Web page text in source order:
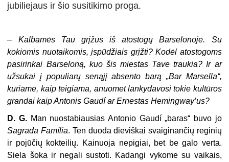
jubiliejaus ir šio susitikimo proga.
– Kalbamės Tau grįžus iš atostogų Barselonoje. Su
kokiomis nuotaikomis, įspūdžiais grįžti? Kodėl atostogoms
pasirinkai Barseloną, kuo šis miestas Tave traukia? Ir ar
užsukai į populiarų senąjį absento barą „Bar Marsella“,
kuriame, kaip teigiama, anuomet lankydavosi tokie kultūros
grandai kaip Antonis Gaudí ar Ernestas Hemingway’us?
D. G. Man nuostabiausias Antonio Gaudí „baras“ buvo jo
Sagrada Família. Ten duoda dieviškai svaiginančių reginių
ir pojūčių kokteilių. Kainuoja nepigiai, bet be galo verta.
Siela šoka ir negali sustoti. Kadangi vykome su vaikais,